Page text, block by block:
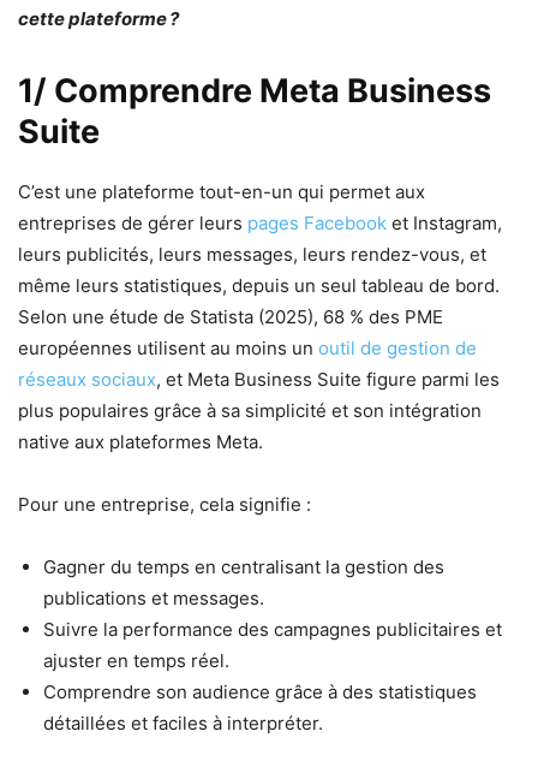
cette plateforme ?
1/ Comprendre Meta Business
Suite
C’est une plateforme tout-en-un qui permet aux
entreprises de gérer leurs pages Facebook et Instagram,
leurs publicités, leurs messages, leurs rendez-vous, et
même leurs statistiques, depuis un seul tableau de bord.
Selon une étude de Statista (2025), 68 % des PME
européennes utilisent au moins un outil de gestion de
réseaux sociaux, et Meta Business Suite figure parmi les
plus populaires grâce à sa simplicité et son intégration
native aux plateformes Meta.
Pour une entreprise, cela signifie :
Gagner du temps en centralisant la gestion des
publications et messages.
Suivre la performance des campagnes publicitaires et
ajuster en temps réel.
Comprendre son audience grâce à des statistiques
détaillées et faciles à interpréter.